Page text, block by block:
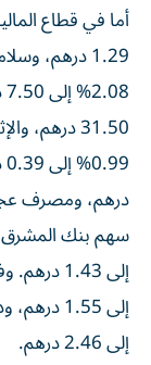
إلى 2.46 درهم.